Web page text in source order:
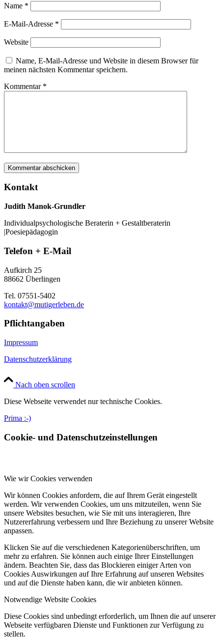
Name *
E-Mail-Adresse *
Website
Name, E-Mail-Adresse und Website in diesem Browser für
meinen nächsten Kommentar speichern.
Kommentar *
Kontakt
Judith Manok-Grundler
Individualpsychologische Beraterin + Gestaltberaterin
|Poesiepädagogin
Telefon + E-Mail
Aufkirch 25
88662 Überlingen
Tel. 07551-5402
kontakt@mutigerleben.de
Pflichtangaben
Impressum
Datenschutzerklärung
Nach oben scrollen
Diese Webseite verwendet nur technische Cookies.
Prima :-)
Cookie- und Datenschutzeinstellungen
Wie wir Cookies verwenden
Wir können Cookies anfordern, die auf Ihrem Gerät eingestellt
werden. Wir verwenden Cookies, um uns mitzuteilen, wenn Sie
unsere Websites besuchen, wie Sie mit uns interagieren, Ihre
Nutzererfahrung verbessern und Ihre Beziehung zu unserer Website
anpassen.
Klicken Sie auf die verschiedenen Kategorienüberschriften, um
mehr zu erfahren. Sie können auch einige Ihrer Einstellungen
ändern. Beachten Sie, dass das Blockieren einiger Arten von
Cookies Auswirkungen auf Ihre Erfahrung auf unseren Websites
und auf die Dienste haben kann, die wir anbieten können.
Notwendige Website Cookies
Diese Cookies sind unbedingt erforderlich, um Ihnen die auf unserer
Webseite verfügbaren Dienste und Funktionen zur Verfügung zu
stellen.